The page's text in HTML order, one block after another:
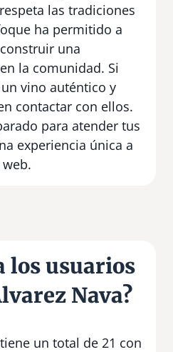
las tradiciones
ha permitido a
una
la comunidad. Si
vino auténtico y
contactar con ellos.
para atender tus
experiencia única a
los usuarios
Nava?
un total de 21 con